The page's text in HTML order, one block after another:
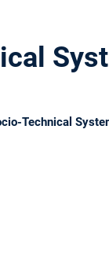
Technical